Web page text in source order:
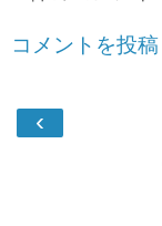
コメントを投稿
‹